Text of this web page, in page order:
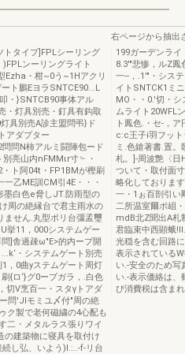
トタイプ]FPLシーリング
ンーリングライト
Ezha・柑~0う~1Hアクリ
ト鵬EヨラSNTCE90...L
・}SNTCB90事体アル
・灯具別売・釘具有鈎取
具別売A診主盟問弔}ド
アダプター
問N柿アルミ闘陣包ード
亮山内nFMMιr寸﹄・
ト阿04t・FP1BMが樫刷
乙ME訓CM引4E・・・
墨白色e脅しJT.防雨型の
周の絶縁台で君主雨水の
せん.丸型ポリ台彊孟璽
挙11，000システムゲー
]舎過疎ω"E>的内ープ開
・システムゲート別売
，0曲yステムゲート周灯
{ロ‘}グ0ープガラ，.白色
切V烹百一・スタγトアダ
問'JIモミユ〆付"周の絶
ク製で老何磁繍の4心配も
二・メタルラス張りワイ
の建築物に寝具を取付け
し弘、いよう)I.:..-f-リ台
右ページから抽出
199ガーデンラ
8.3'"悲惨，ルZ鳳
一--，.1'"・シス
イトSNTCK1ミ
MO・・0.'切・シ
ムライト20WFL
ト鳳色.・セ-，
c:c王子i羽フット
ミ.色鎗著書.置
札。]-周波艶〈日
ついて・取付面
略化しておりま
一・1ぉ百剖引い
二所温室爾ポ岨
mdB北Z聞出A札
君臨束中西顕蛾
光穏を含む回路
表示されている
い.-安全のため写
い.-表示価絡は、
び消費税は含ま